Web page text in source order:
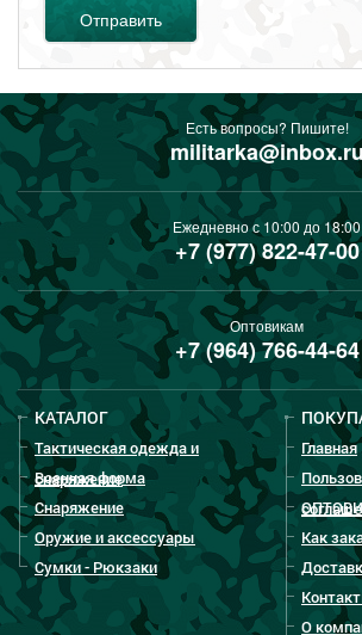
Отправить
Есть вопросы? Пишите!
militarka@inbox.ru
Ежедневно с 10:00 до 18:00
+7 (977) 822-47-00
Оптовикам
+7 (964) 766-44-64
КАТАЛОГ
Тактическая одежда и
снаряжение
Военная форма
Снаряжение
Оружие и аксессуары
Сумки - Рюкзаки
Главная
Как
О